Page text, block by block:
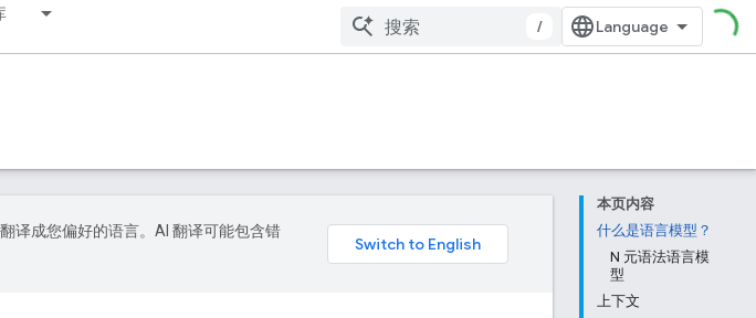
/
本页内容
什么是语言模型？
N 元语法语言模
型
上下文
译成您偏好的语言。AI 翻译可能包含错